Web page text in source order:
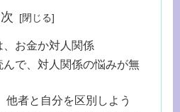
、お金か対人関係
で、対人関係の悩みが無
他者と自分を区別しよう